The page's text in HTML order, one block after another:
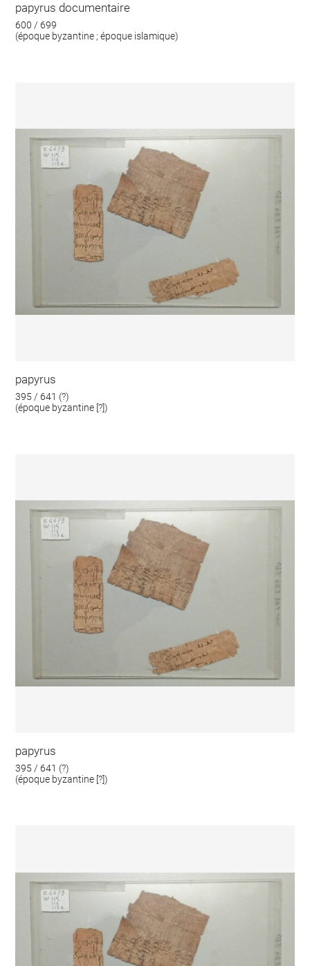
papyrus documentaire
600 / 699
(époque byzantine ; époque islamique)
papyrus
395 / 641 (?)
(époque byzantine [?])
papyrus
395 / 641 (?)
(époque byzantine [?])